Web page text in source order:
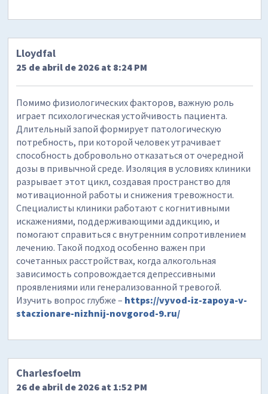
Lloydfal
25 de abril de 2026 at 8:24 PM
Помимо физиологических факторов, важную роль
играет психологическая устойчивость пациента.
Длительный запой формирует патологическую
потребность, при которой человек утрачивает
способность добровольно отказаться от очередной
дозы в привычной среде. Изоляция в условиях клиники
разрывает этот цикл, создавая пространство для
мотивационной работы и снижения тревожности.
Специалисты клиники работают с когнитивными
искажениями, поддерживающими аддикцию, и
помогают справиться с внутренним сопротивлением
лечению. Такой подход особенно важен при
сочетанных расстройствах, когда алкогольная
зависимость сопровождается депрессивными
проявлениями или генерализованной тревогой.
Изучить вопрос глубже – https://vyvod-iz-zapoya-v-
staczionare-nizhnij-novgorod-9.ru/
Charlesfoelm
26 de abril de 2026 at 1:52 PM